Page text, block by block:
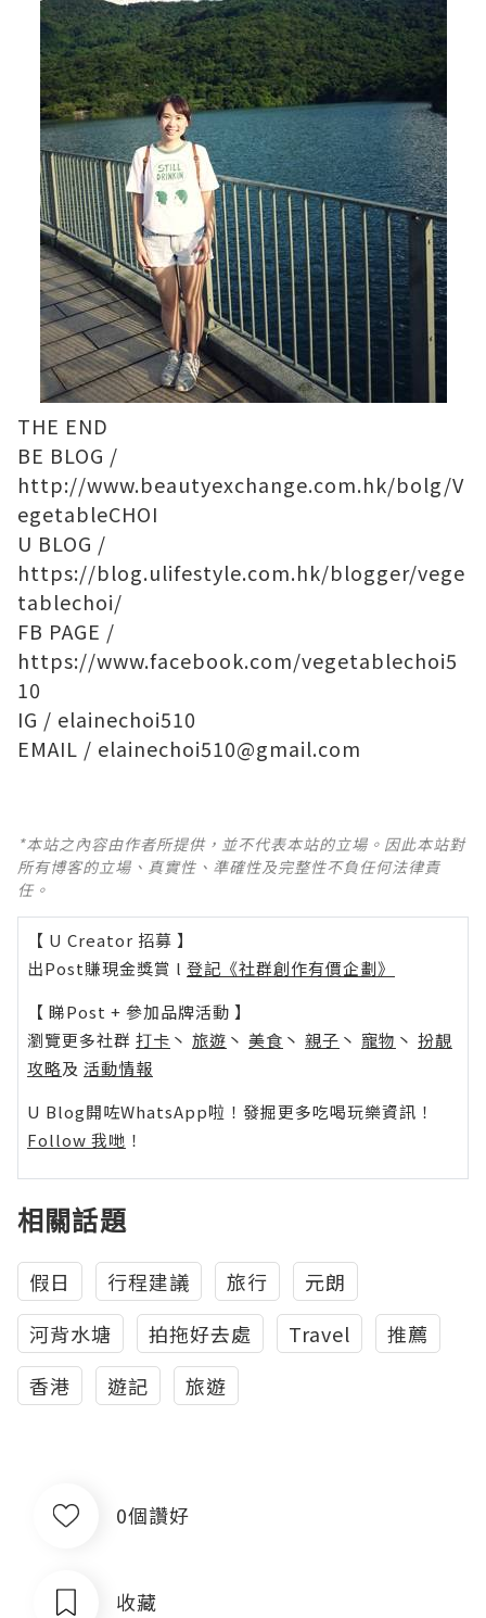
THE END
BE BLOG /
http://www.beautyexchange.com.hk/bolg/V
egetableCHOI
U BLOG /
https://blog.ulifestyle.com.hk/blogger/vege
tablechoi/
FB PAGE /
https://www.facebook.com/vegetablechoi5
10
IG / elainechoi510
EMAIL / elainechoi510@gmail.com
*本站之內容由作者所提供，並不代表本站的立場。因此本站對
所有博客的立場、真實性、準確性及完整性不負任何法律責
任。
【 U Creator 招募 】
出Post賺現金獎賞 l 登記《社群創作有價企劃》
【 睇Post + 參加品牌活動 】
瀏覽更多社群 打卡 丶 旅遊 丶 美食 丶 親子 丶 寵物 丶 扮靚
攻略及 活動情報
U Blog開咗WhatsApp啦！發掘更多吃喝玩樂資訊！
Follow 我哋 ！
相關話題
假日 行程建議 旅行
元朗
河背水塘
拍拖好去處 Travel
推薦
香港
遊記 旅遊
0個讚好
收藏